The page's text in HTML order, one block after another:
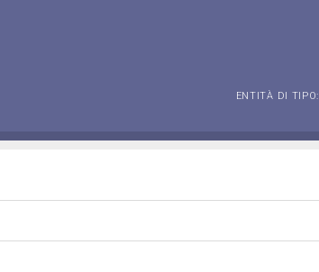
ENTITÀ DI TIPO: